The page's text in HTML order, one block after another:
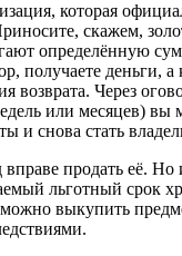
которая
скажем,
определённую
получаете деньги, а
возврата. Через
или месяцев) вы
и снова стать
продать её. Но
льготный срок
можно выкупить